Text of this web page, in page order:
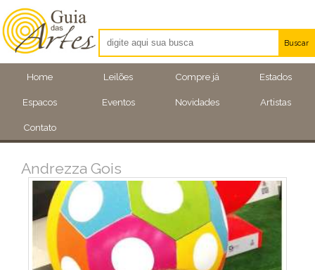
Home Leilões Compre já Estados
Espacos Eventos Novidades Artistas
Contato
Buscar
Artistas
Eventos
Andrezza Gois